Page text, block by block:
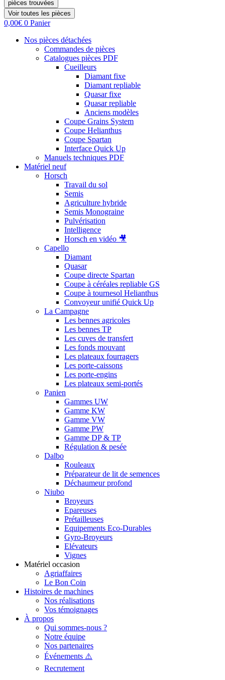
pièces trouvées
Voir toutes les pièces
0,00€ 0 Panier
Nos pièces détachées
Commandes de pièces
Catalogues pièces PDF
Cueilleurs
Diamant fixe
Diamant repliable
Quasar fixe
Quasar repliable
Anciens modèles
Coupe Grains System
Coupe Helianthus
Coupe Spartan
Interface Quick Up
Manuels techniques PDF
Matériel neuf
Horsch
Travail du sol
Semis
Agriculture hybride
Semis Monograine
Pulvérisation
Intelligence
Horsch en vidéo 🎥
Capello
Diamant
Quasar
Coupe directe Spartan
Coupe à céréales repliable GS
Coupe à tournesol Helianthus
Convoyeur unifié Quick Up
La Campagne
Les bennes agricoles
Les bennes TP
Les cuves de transfert
Les fonds mouvant
Les plateaux fourragers
Les porte-caissons
Les porte-engins
Les plateaux semi-portés
Panien
Gammes UW
Gamme KW
Gamme VW
Gamme PW
Gamme DP & TP
Régulation & pesée
Dalbo
Rouleaux
Préparateur de lit de semences
Déchaumeur profond
Niubo
Broyeurs
Epareuses
Prétailleuses
Equipements Eco-Durables
Gyro-Broyeurs
Elévateurs
Vignes
Matériel occasion
Agriaffaires
Le Bon Coin
Histoires de machines
Nos réalisations
Vos témoignages
À propos
Qui sommes-nous ?
Notre équipe
Nos partenaires
Événements ⚠️
Recrutement